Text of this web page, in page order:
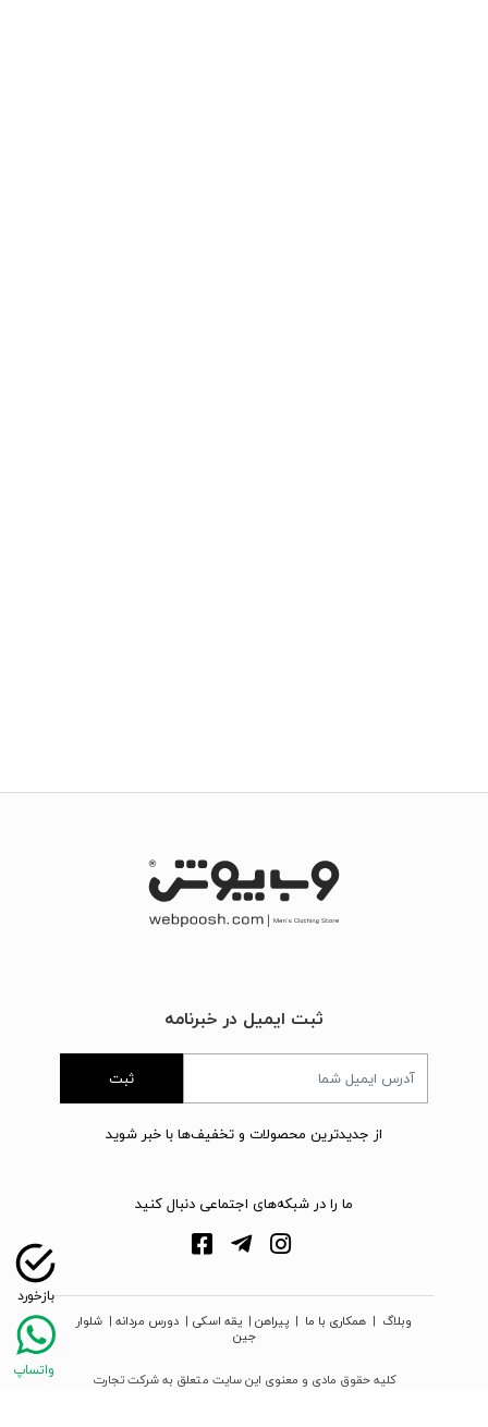
ثبت ایمیل در خبرنامه
ثبت
از جدیدترین محصولات و تخفیف‌ها با خبر شوید
ما را در شبکه‌های اجتماعی دنبال کنید
وبلاگ | همکاری با ما | پیراهن | یقه اسکی | دورس مردانه | شلوار
جین
کلیه حقوق مادی و معنوی این سایت متعلق به شرکت تجارت